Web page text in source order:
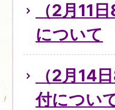
（2月11
について
（2月14
付につい